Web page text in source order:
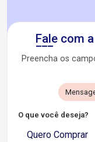
Fale com
Preencha os
O que você deseja?
Quero Comprar